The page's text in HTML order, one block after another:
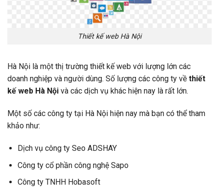
Thiết kế web Hà Nội
Hà Nội là một thị trường thiết kế web với lượng lớn các
doanh nghiệp và người dùng. Số lượng các công ty về thiết
kế web Hà Nội và các dịch vụ khác hiện nay là rất lớn.
Một số các công ty tại Hà Nội hiện nay mà bạn có thể tham
khảo như:
Dịch vụ công ty Seo ADSHAY
Công ty cổ phần công nghệ Sapo
Công ty TNHH Hobasoft